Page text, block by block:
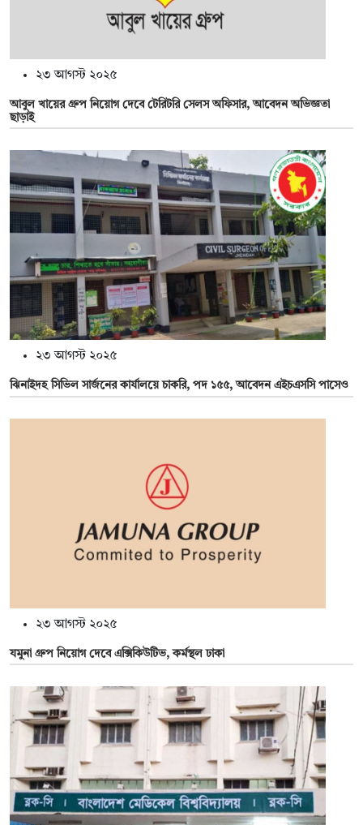
২৩ আগস্ট ২০২৫
আবুল খায়ের গ্রুপ নিয়োগ দেবে টেরিটরি সেলস অফিসার, আবেদন অভিজ্ঞতা
ছাড়াই
২৩ আগস্ট ২০২৫
ঝিনাইদহ সিভিল সার্জনের কার্যালয়ে চাকরি, পদ ১৫৫, আবেদন এইচএসসি পাসেও
২৩ আগস্ট ২০২৫
যমুনা গ্রুপ নিয়োগ দেবে এক্সিকিউটিভ, কর্মস্থল ঢাকা